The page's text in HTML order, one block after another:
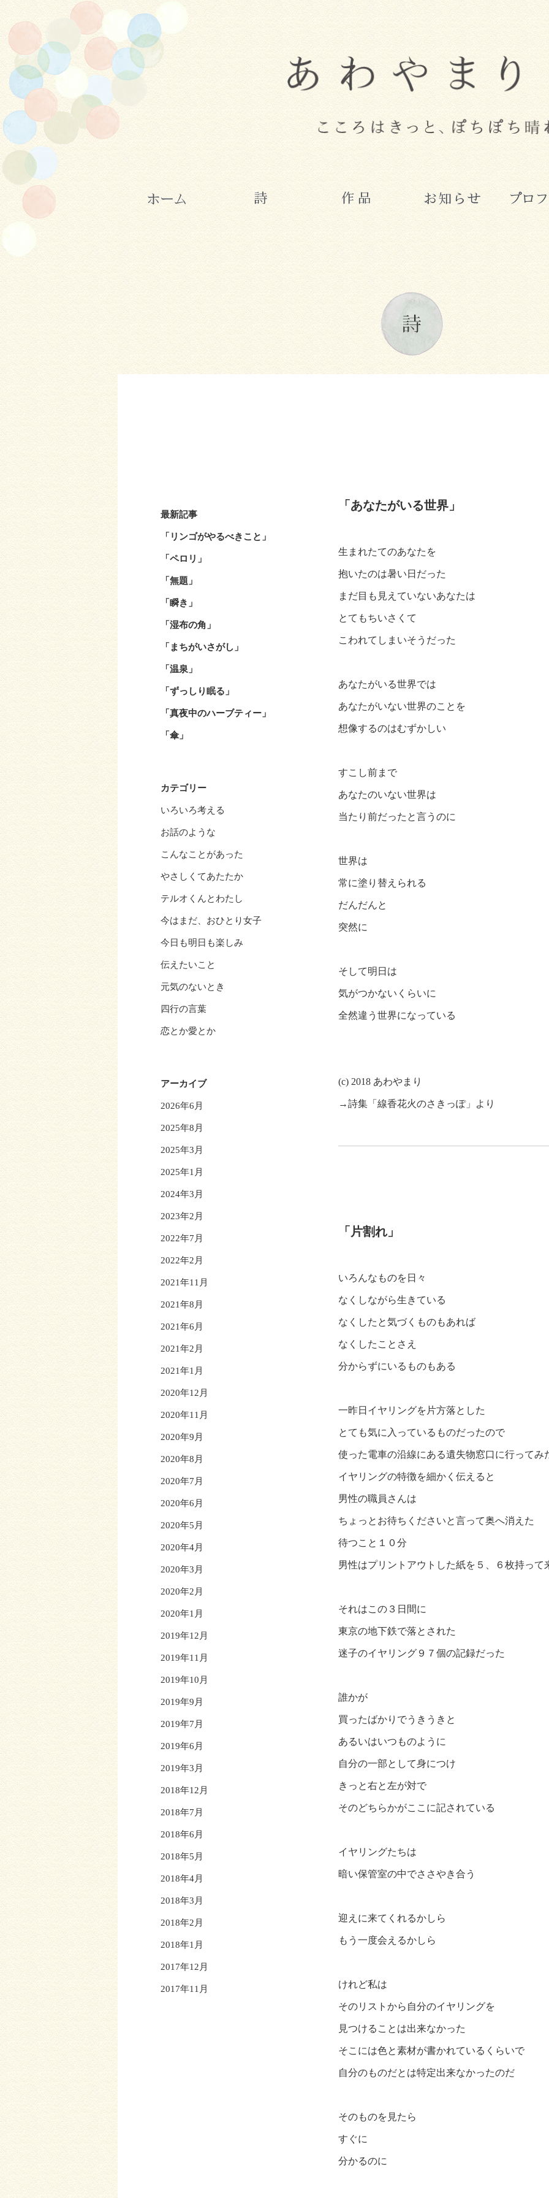
最新記事
「リンゴがやるべきこと」
「ペロリ」
「無題」
「瞬き」
「湿布の角」
「まちがいさがし」
「温泉」
「ずっしり眠る」
「真夜中のハーブティー」
「傘」
カテゴリー
いろいろ考える
お話のような
こんなことがあった
やさしくてあたたか
テルオくんとわたし
今はまだ、おひとり女子
今日も明日も楽しみ
伝えたいこと
元気のないとき
四行の言葉
恋とか愛とか
アーカイブ
2026年6月
2025年8月
2025年3月
2025年1月
2024年3月
2023年2月
2022年7月
2022年2月
2021年11月
2021年8月
2021年6月
2021年2月
2021年1月
2020年12月
2020年11月
2020年9月
2020年8月
2020年7月
2020年6月
2020年5月
2020年4月
2020年3月
2020年2月
2020年1月
2019年12月
2019年11月
2019年10月
2019年9月
2019年7月
2019年6月
2019年3月
2018年12月
2018年7月
2018年6月
2018年5月
2018年4月
2018年3月
2018年2月
2018年1月
2017年12月
2017年11月
「あなたがいる世界」
生まれたてのあなたを
抱いたのは暑い日だった
まだ目も見えていないあなたは
とてもちいさくて
こわれてしまいそうだった
あなたがいる世界では
あなたがいない世界のことを
想像するのはむずかしい
すこし前まで
あなたのいない世界は
当たり前だったと言うのに
世界は
常に塗り替えられる
だんだんと
突然に
そして明日は
気がつかないくらいに
全然違う世界になっている
(c) 2018 あわやまり
→詩集「線香花火のさきっぽ」 より
「片割れ」
いろんなものを日々
なくしながら生きている
なくしたと気づくものもあれば
なくしたことさえ
分からずにいるものもある
一昨日イヤリングを片方落とした
とても気に入っているものだったので
使った電車の沿線にある遺失物窓口に行ってみ
イヤリングの特徴を細かく伝えると
男性の職員さんは
ちょっとお待ちくださいと言って奥へ消えた
待つこと１０分
男性はプリントアウトした紙を５、６枚持って
それはこの３日間に
東京の地下鉄で落とされた
迷子のイヤリング９７個の記録だった
誰かが
買ったばかりでうきうきと
あるいはいつものように
自分の一部として身につけ
きっと右と左が対で
そのどちらかがここに記されている
イヤリングたちは
暗い保管室の中でささやき合う
迎えに来てくれるかしら
もう一度会えるかしら
けれど私は
そのリストから自分のイヤリングを
見つけることは出来なかった
そこには色と素材が書かれているくらいで
自分のものだとは特定出来なかったのだ
そのものを見たら
すぐに
分かるのに